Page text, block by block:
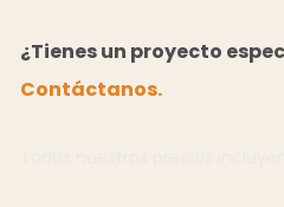
¿Tienes un proyecto
Contáctanos.